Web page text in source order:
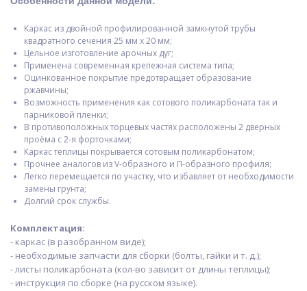
Каркас из двойной профилированной замкнутой трубы
квадратного сечения 25 мм х 20 мм;
Цельное изготовление арочных дуг;
Применена современная крепежная система типа;
Оцинкованное покрытие предотвращает образование
ржавчины;
Возможность применения как сотового поликарбоната так и
парниковой пленки;
В противоположных торцевых частях расположены 2 дверных
проёма с 2-я форточками;
Каркас теплицы покрывается сотовым поликарбонатом;
Прочнее аналогов из V-образного и П-образного профиля;
Легко перемещается по участку, что избавляет от необходимости
замены грунта;
Долгий срок службы.
Комплектация:
- каркас (в разобранном виде);
- необходимые запчасти для сборки (болты, гайки и т. д.);
- листы поликарбоната (кол-во зависит от длины теплицы);
- инструкция по сборке (на русском языке).